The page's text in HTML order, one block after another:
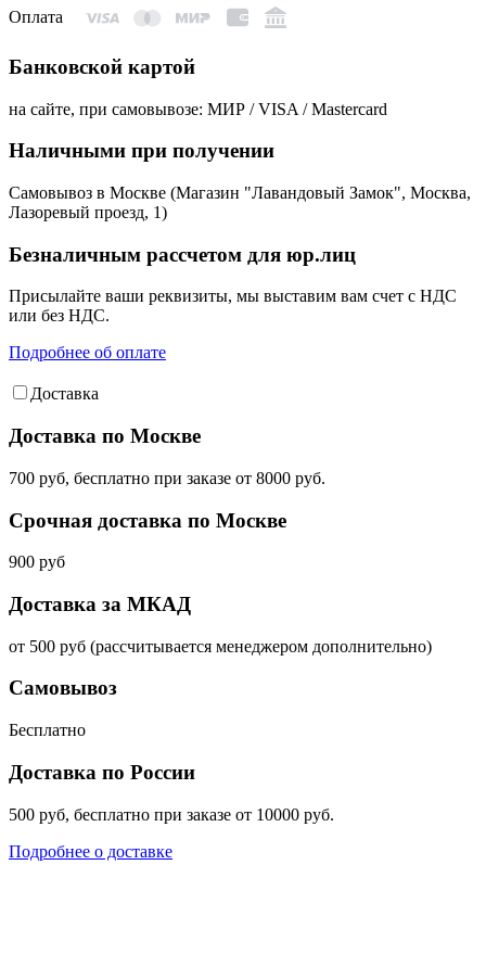
Оплата
Банковской картой
на сайте, при самовывозе: МИР / VISA / Mastercard
Наличными при получении
Самовывоз в Москве (Магазин "Лавандовый Замок", Москва,
Лазоревый проезд, 1)
Безналичным рассчетом для юр.лиц
Присылайте ваши реквизиты, мы выставим вам счет с НДС
или без НДС.
Подробнее об оплате
Доставка
Доставка по Москве
700 руб, бесплатно при заказе от 8000 руб.
Срочная доставка по Москве
900 руб
Доставка за МКАД
от 500 руб (рассчитывается менеджером дополнительно)
Самовывоз
Бесплатно
Доставка по России
500 руб, бесплатно при заказе от 10000 руб.
Подробнее о доставке